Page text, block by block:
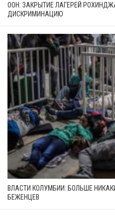
ООН: ЗАКРЫТИЕ ЛАГЕРЕЙ
ДИСКРИМИНАЦИЮ
ВЛАСТИ КОЛУМБИИ: БОЛЬШЕ
БЕЖЕНЦЕВ